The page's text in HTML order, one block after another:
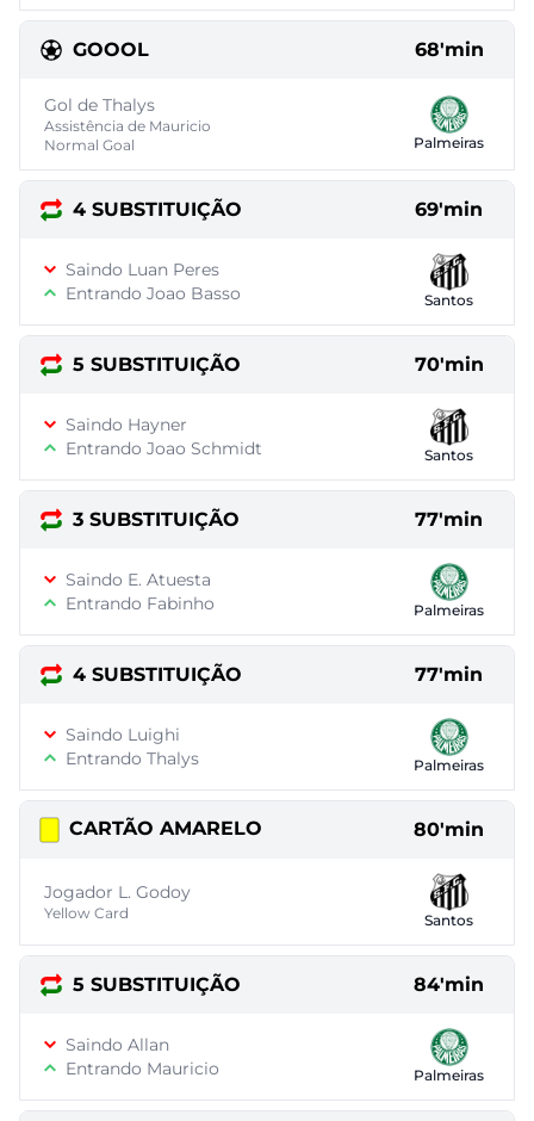
GOOOL 68'min
Gol de Thalys
Assistência de Mauricio
Normal Goal
Palmeiras
4 SUBSTITUIÇÃO 69'min
Saindo Luan Peres
Entrando Joao Basso
Santos
5 SUBSTITUIÇÃO 70'min
Saindo Hayner
Entrando Joao Schmidt
Santos
3 SUBSTITUIÇÃO 77'min
Saindo E. Atuesta
Entrando Fabinho
Palmeiras
4 SUBSTITUIÇÃO 77'min
Saindo Luighi
Entrando Thalys
Palmeiras
CARTÃO AMARELO 80'min
Jogador L. Godoy
Yellow Card Santos
5 SUBSTITUIÇÃO 84'min
Saindo Allan
Entrando Mauricio
Palmeiras